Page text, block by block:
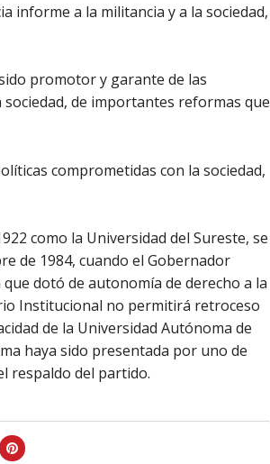
informe a la militancia y a la sociedad,
promotor y garante de las
de importantes reformas que
comprometidas con la sociedad,
como la Universidad del Sureste, se
de 1984, cuando el Gobernador
dotó de autonomía de derecho a la
Institucional no permitirá retroceso
de la Universidad Autónoma de
haya sido presentada por uno de
respaldo del partido.